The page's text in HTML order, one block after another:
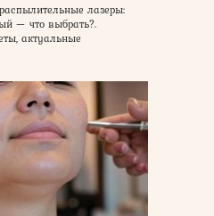
лазеры:
— что выбрать?.
актуальные